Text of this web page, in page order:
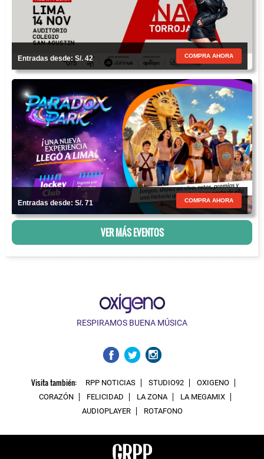
Entradas desde: S/. 42 COMPRA AHORA
Entradas desde: S/. 71 COMPRA AHORA
VER MÁS EVENTOS
RESPIRAMOS BUENA MÚSICA
Visita también: RPP NOTICIAS STUDIO92
OXIGENO
CORAZÓN
FELICIDAD LA ZONA
LA MEGAMIX
AUDIOPLAYER
ROTAFONO